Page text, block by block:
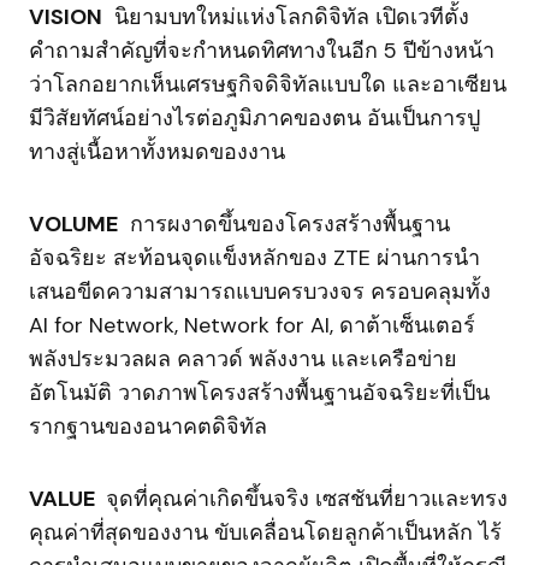
VISION นิยามบทใหม่แห่งโลกดิจิทัล เปิดเวทีตั้ง
คำถามสำคัญที่จะกำหนดทิศทางในอีก 5 ปีข้างหน้า
ว่าโลกอยากเห็นเศรษฐกิจดิจิทัลแบบใด และอาเซียน
มีวิสัยทัศน์อย่างไรต่อภูมิภาคของตน อันเป็นการปู
ทางสู่เนื้อหาทั้งหมดของงาน
VOLUME การผงาดขึ้นของโครงสร้างพื้นฐาน
อัจฉริยะ สะท้อนจุดแข็งหลักของ ZTE ผ่านการนำ
เสนอขีดความสามารถแบบครบวงจร ครอบคลุมทั้ง
AI for Network, Network for AI, ดาต้าเซ็นเตอร์
พลังประมวลผล คลาวด์ พลังงาน และเครือข่าย
อัตโนมัติ วาดภาพโครงสร้างพื้นฐานอัจฉริยะที่เป็น
รากฐานของอนาคตดิจิทัล
VALUE จุดที่คุณค่าเกิดขึ้นจริง เซสชันที่ยาวและทรง
คุณค่าที่สุดของงาน ขับเคลื่อนโดยลูกค้าเป็นหลัก ไร้